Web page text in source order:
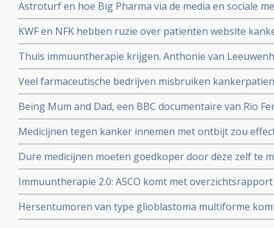
Astroturf en hoe Big Pharma via de media en sociale
misleidt en manipuleert. Zie de TEDtalk van Sheryll
KWF en NFK hebben ruzie over patienten website
dupe te worden van machtstrijd aldus de Volkskrant
Thuis immuuntherapie krijgen. Anthonie van
met immuuntherapie voor longkankerpatienten
Veel farmaceutische bedrijven misbruiken
wetenschappelijk onderzoek, aldus kritisch rapport van
Being Mum and Dad, een BBC documentaire van Rio
Manchester United die zijn vrouw Rebecca verloor aan
Medicijnen tegen kanker innemen met ontbijt zou
dosering zou miljoenen kunnen besparen
Dure medicijnen moeten goedkoper door deze zelf te
Jan Schellens in de DWDD van 8 februari 2017
Immuuntherapie 2.0: ASCO komt met
ontwikkelingen bij kanker van afgelopen jaar en
Hersentumoren van type glioblastoma multiforme
voor terwijl laaggradige vormen van hersentumoren